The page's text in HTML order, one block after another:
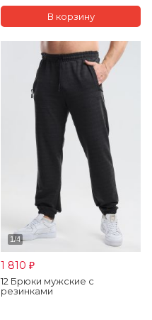
1 810 ₽
12 Брюки мужские с
резинками